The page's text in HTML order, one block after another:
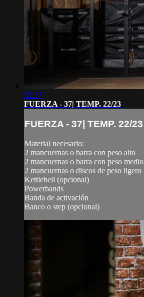
52:37
FUERZA - 37| TEMP. 22/23
FUERZA - 37| TEMP. 22/23
Material necesario:
2 mancuernas o barra con peso alto
2 mancuernas o barra con peso medio
2 mancuernas o discos de peso ligero
Kettlebell (opcional)
Powerbands
Banda de activación
Banco o step (opcional)